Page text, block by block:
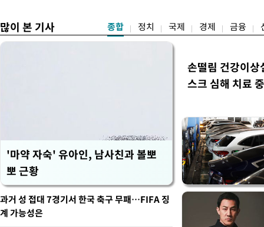
많이 본 기사 종합 정치 국제 경제 금융
'마약 자숙' 유아인, 남사친과 볼뽀
뽀 근황
손떨림 건강이
스크 심해 치료
과거 성 접대 7경기서 한국 축구 무패…FIFA 징
계 가능성은